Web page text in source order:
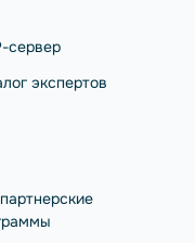
сервер
экспертов